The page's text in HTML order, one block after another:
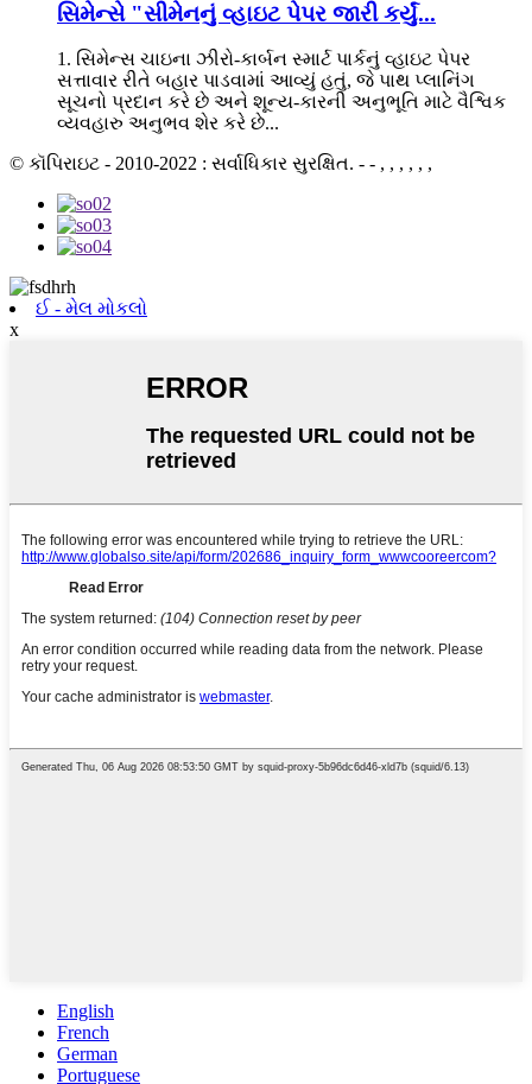
સિમેન્સે "સીમેનનું વ્હાઇટ પેપર જારી કર્યું...
1. સિમેન્સ ચાઇના ઝીરો-કાર્બન સ્માર્ટ પાર્કનું વ્હાઇટ પેપર
સત્તાવાર રીતે બહાર પાડવામાં આવ્યું હતું, જે પાથ પ્લાનિંગ
સૂચનો પ્રદાન કરે છે અને શૂન્ય-કારની અનુભૂતિ માટે વૈશ્વિક
વ્યવહારુ અનુભવ શેર કરે છે...
© કૉપિરાઇટ - 2010-2022 : સર્વાધિકાર સુરક્ષિત. - - , , , , , ,
ઈ - મેલ મોકલો
x
English
French
German
Portuguese